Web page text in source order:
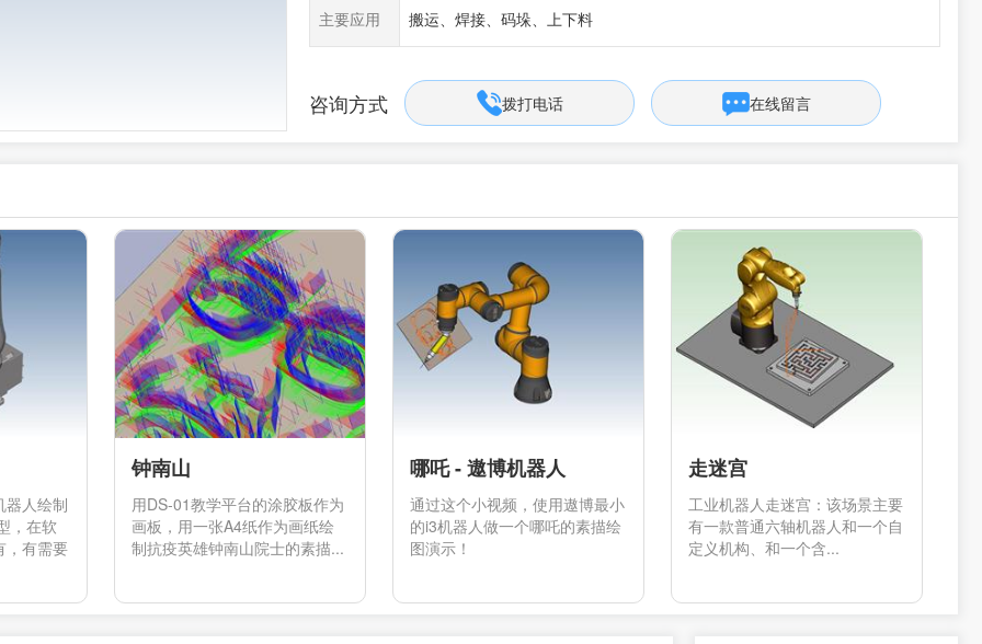
主要应用 搬运、焊接、码垛、上下料
咨询方式 拨打电话 在线留言
器人绘制
，在软
，有需要
钟南山
用DS-01教学平台的涂胶板作为
画板，用一张A4纸作为画纸绘
制抗疫英雄钟南山院士的素描...
哪吒 - 遨博机器人
通过这个小视频，使用遨博最小
的i3机器人做一个哪吒的素描绘
图演示！
走迷宫
工业机器人走迷宫：该场景主要
有一款普通六轴机器人和一个自
定义机构、和一个含...
产品方案咨询,我有